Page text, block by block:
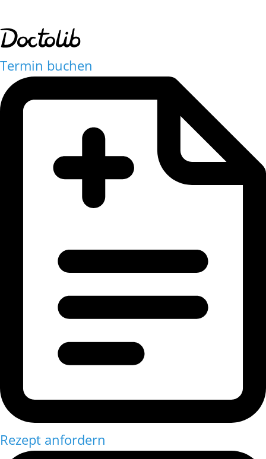
Termin buchen
Rezept anfordern